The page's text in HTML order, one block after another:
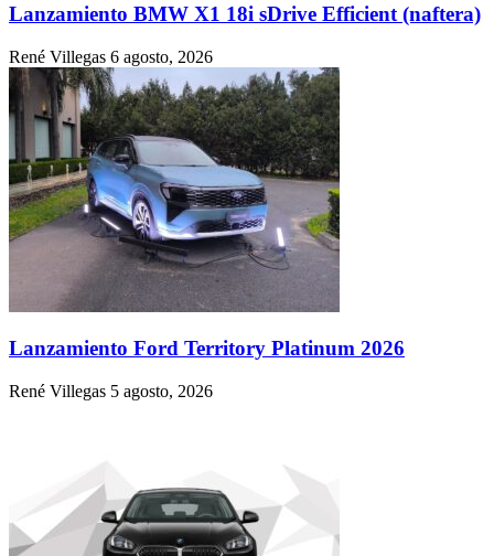
Lanzamiento BMW X1 18i sDrive Efficient (naftera)
René Villegas 6 agosto, 2026
Lanzamiento Ford Territory Platinum 2026
René Villegas 5 agosto, 2026